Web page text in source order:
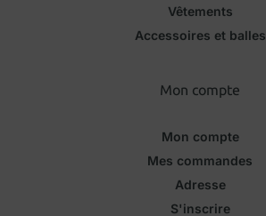
Vêtements
Accessoires et balles
Mon compte
Mon compte
Mes commandes
Adresse
S'inscrire